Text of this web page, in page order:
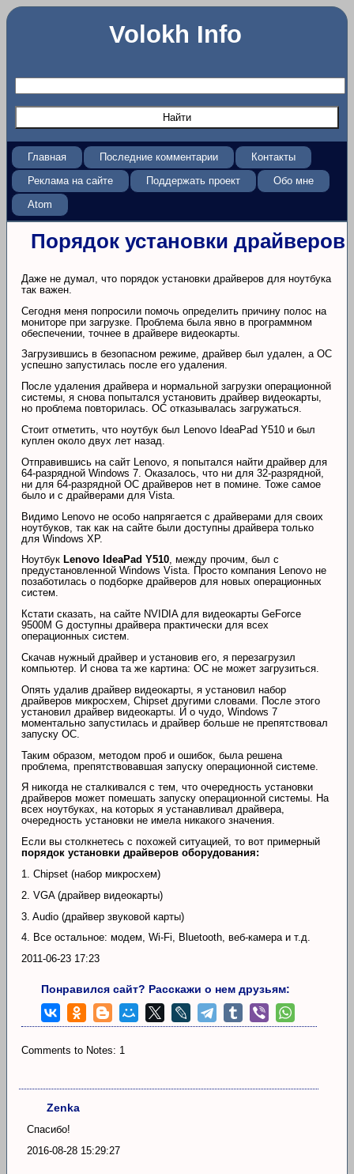
Volokh Info
Главная Последние комментарии
Контакты
Реклама на сайте
Поддержать проект
Обо мне
Atom
Порядок установки драйверов
Даже не думал, что порядок установки драйверов для ноутбука
так важен.
Сегодня меня попросили помочь определить причину полос на
мониторе при загрузке. Проблема была явно в программном
обеспечении, точнее в драйвере видеокарты.
Загрузившись в безопасном режиме, драйвер был удален, а ОС
успешно запустилась после его удаления.
После удаления драйвера и нормальной загрузки операционной
системы, я снова попытался установить драйвер видеокарты,
но проблема повторилась. ОС отказывалась загружаться.
Стоит отметить, что ноутбук был Lenovo IdeaPad Y510 и был
куплен около двух лет назад.
Отправившись на сайт Lenovo, я попытался найти драйвер для
64-разрядной Windows 7. Оказалось, что ни для 32-разрядной,
ни для 64-разрядной ОС драйверов нет в помине. Тоже самое
было и с драйверами для Vista.
Видимо Lenovo не особо напрягается с драйверами для своих
ноутбуков, так как на сайте были доступны драйвера только
для Windows XP.
Ноутбук Lenovo IdeaPad Y510, между прочим, был с
предустановленной Windows Vista. Просто компания Lenovo не
позаботилась о подборке драйверов для новых операционных
систем.
Кстати сказать, на сайте NVIDIA для видеокарты GeForce
9500M G доступны драйвера практически для всех
операционных систем.
Скачав нужный драйвер и установив его, я перезагрузил
компьютер. И снова та же картина: ОС не может загрузиться.
Опять удалив драйвер видеокарты, я установил набор
драйверов микросхем, Chipset другими словами. После этого
установил драйвер видеокарты. И о чудо, Windows 7
моментально запустилась и драйвер больше не препятствовал
запуску ОС.
Таким образом, методом проб и ошибок, была решена
проблема, препятствовавшая запуску операционной системе.
Я никогда не сталкивался с тем, что очередность установки
драйверов может помешать запуску операционной системы. На
всех ноутбуках, на которых я устанавливал драйвера,
очередность установки не имела никакого значения.
Если вы столкнетесь с похожей ситуацией, то вот примерный
порядок установки драйверов оборудования:
1. Chipset (набор микросхем)
2. VGA (драйвер видеокарты)
3. Audio (драйвер звуковой карты)
4. Все остальное: модем, Wi-Fi, Bluetooth, веб-камера и т.д.
2011-06-23 17:23
Понравился сайт? Расскажи о нем друзьям:
Comments to Notes: 1
Zenka
Спасибо!
2016-08-28 15:29:27